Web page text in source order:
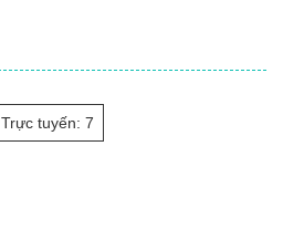
Trực tuyến: 7